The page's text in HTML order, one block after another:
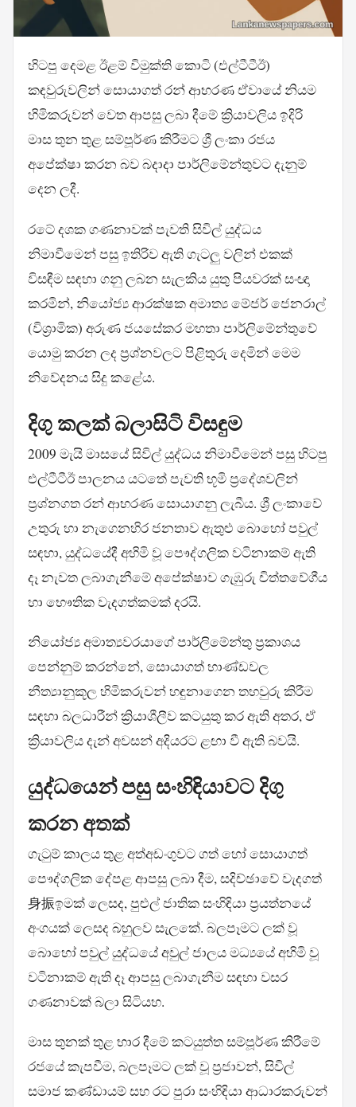
හිටපු දෙමළ ඊළම් විමුක්ති කොටි (එල්ටීටීඊ)
කඳවුරුවලින් සොයාගත් රන් ආභරණ ඒවායේ නියම
හිමිකරුවන් වෙත ආපසු ලබා දීමේ ක්‍රියාවලිය ඉදිරි
මාස තුන තුළ සම්පූර්ණ කිරීමට ශ්‍රී ලංකා රජය
අපේක්ෂා කරන බව බදාදා පාර්ලිමේන්තුවට දැනුම්
දෙන ලදී.
රටේ දශක ගණනාවක් පැවති සිවිල් යුද්ධය
නිමාවීමෙන් පසු ඉතිරිව ඇති ගැටලු වලින් එකක්
විසඳීම සඳහා ගනු ලබන සැලකිය යුතු පියවරක් සංඥා
කරමින්, නියෝජ්‍ය ආරක්ෂක අමාත්‍ය මේජර් ජෙනරාල්
(විශ්‍රාමික) අරුණ ජයසේකර මහතා පාර්ලිමේන්තුවේ
යොමු කරන ලද ප්‍රශ්නවලට පිළිතුරු දෙමින් මෙම
නිවේදනය සිදු කළේය.
දිගු කලක් බලාසිටි විසඳුම
2009 මැයි මාසයේ සිවිල් යුද්ධය නිමාවීමෙන් පසු හිටපු
එල්ටීටීඊ පාලනය යටතේ පැවති භූමි ප්‍රදේශවලින්
ප්‍රශ්නගත රන් ආභරණ සොයාගනු ලැබීය. ශ්‍රී ලංකාවේ
උතුරු හා නැගෙනහිර ජනතාව ඇතුළු බොහෝ පවුල්
සඳහා, යුද්ධයේදී අහිමි වූ පෞද්ගලික වටිනාකම් ඇති
දෑ නැවත ලබාගැනීමේ අපේක්ෂාව ගැඹුරු චිත්තවේගීය
හා භෞතික වැදගත්කමක් දරයි.
නියෝජ්‍ය අමාත්‍යවරයාගේ පාර්ලිමේන්තු ප්‍රකාශය
පෙන්නුම් කරන්නේ, සොයාගත් භාණ්ඩවල
නීත්‍යානුකූල හිමිකරුවන් හඳුනාගෙන තහවුරු කිරීම
සඳහා බලධාරීන් ක්‍රියාශීලීව කටයුතු කර ඇති අතර, ඒ
ක්‍රියාවලිය දැන් අවසන් අදියරට ළඟා වී ඇති බවයි.
යුද්ධයෙන් පසු සංහිඳියාවට දිගු
කරන අතක්
ගැටුම් කාලය තුළ අත්අඩංගුවට ගත් හෝ සොයාගත්
පෞද්ගලික දේපළ ආපසු ලබා දීම, සදිච්ඡාවේ වැදගත්
身振ඉමක් ලෙසද, පුළුල් ජාතික සංහිඳියා ප්‍රයත්නයේ
අංගයක් ලෙසද බහුලව සැලකේ. බලපෑමට ලක් වූ
බොහෝ පවුල් යුද්ධයේ අවුල් ජාලය මධ්‍යයේ අහිමි වූ
වටිනාකම් ඇති දෑ ආපසු ලබාගැනීම සඳහා වසර
ගණනාවක් බලා සිටියහ.
මාස තුනක් තුළ භාර දීමේ කටයුත්ත සම්පූර්ණ කිරීමේ
රජයේ කැපවීම, බලපෑමට ලක් වූ ප්‍රජාවන්, සිවිල්
සමාජ කණ්ඩායම් සහ රට පුරා සංහිඳියා ආධාරකරුවන්